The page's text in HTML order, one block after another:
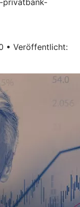
privatbank-
• Veröffentlicht: